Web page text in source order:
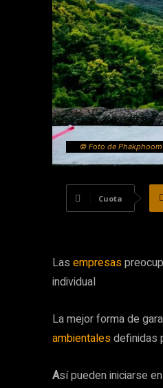
© Foto de Phakphoom
Cuota
Las empresas
individual
La mejor forma de
ambientalesdefinidas
Así pueden iniciarse